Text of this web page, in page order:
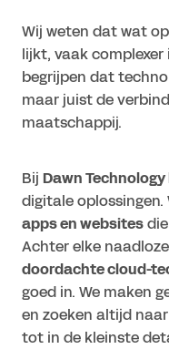
Wij weten dat wat
lijkt, vaak complexer
begrijpen dat
maar juist de
maatschappij.
Bij Dawn
digitale oplossingen.
apps en websites
Achter elke
doordachte cloud-
goed in. We maken
en zoeken altijd
tot in de kleinste